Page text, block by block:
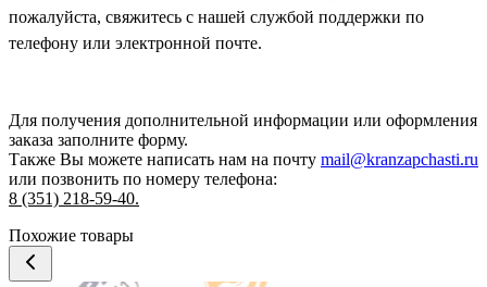
пожалуйста, свяжитесь с нашей службой поддержки по
телефону или электронной почте.
Для получения дополнительной информации или оформления
заказа заполните форму.
Также Вы можете написать нам на почту mail@kranzapchasti.ru
или позвонить по номеру телефона:
8 (351) 218-59-40.
Похожие товары